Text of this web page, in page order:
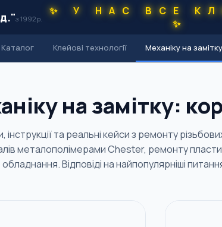
з 1992 р.
✨ У НАС ВСЕ
✨
Каталог Клейові технології Механіку на замітку
на замітку:
інструкції та реальні кейси з ремонту
металополімерами Chester, ремонту
Відповіді на найпопулярніші питання